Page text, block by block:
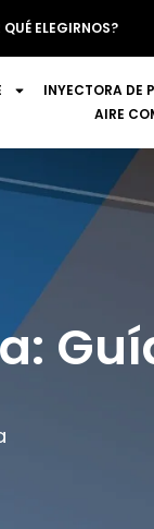
QUÉ ELEGIRNOS?
INYECTORA DE
AIRE